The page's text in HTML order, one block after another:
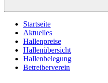
Startseite
Aktuelles
Hallenpreise
Hallenübersicht
Hallenbelegung
Betreiberverein